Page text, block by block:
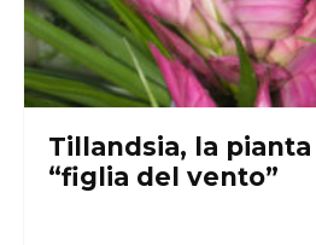
Tillandsia, la
“figlia del vento”